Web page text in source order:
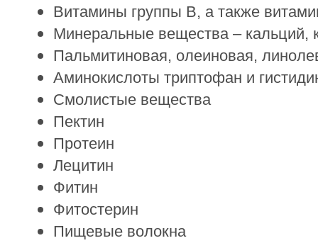
Витамины группы В, а также
Минеральные вещества – кальций,
Пальмитиновая, олеиновая,
Аминокислоты триптофан и
Смолистые вещества
Пектин
Протеин
Лецитин
Фитин
Фитостерин
Пищевые волокна